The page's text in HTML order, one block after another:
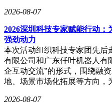
万股，占比11.03%。其中，长
股分别获配108.51万股，武汉
股，上海汽车集团金控、深圳
中国保险投资基金、深创投集
私募方面，量化私募延续多账
额弱于公募、养老金、保险资
私募通过多产品、多账户申购
衍复投资旗下250个配售对象
2026-08-07
2026深圳科技专家赋能行动
强劲动力
本次活动组织科技专家团先后
有限公司和广东仟叶机器人有
企互动交流”的形式，围绕融
地、场景市场化拓展等方向
2026-08-07